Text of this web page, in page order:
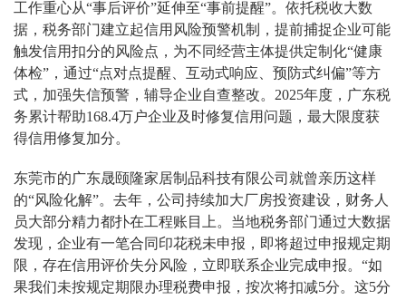
工作重心从“事后评价”延伸至“事前提醒”。依托税收大数
据，税务部门建立起信用风险预警机制，提前捕捉企业可能
触发信用扣分的风险点，为不同经营主体提供定制化“健康
体检”，通过“点对点提醒、互动式响应、预防式纠偏”等方
式，加强失信预警，辅导企业自查整改。2025年度，广东税
务累计帮助168.4万户企业及时修复信用问题，最大限度获
得信用修复加分。
东莞市的广东晟颐隆家居制品科技有限公司就曾亲历这样
的“风险化解”。去年，公司持续加大厂房投资建设，财务人
员大部分精力都扑在工程账目上。当地税务部门通过大数据
发现，企业有一笔合同印花税未申报，即将超过申报规定期
限，存在信用评价失分风险，立即联系企业完成申报。“如
果我们未按规定期限办理税费申报，按次将扣减5分。这5分